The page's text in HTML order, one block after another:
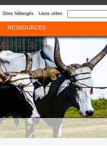
Sites hébergés Liens utiles
RESSOURCES